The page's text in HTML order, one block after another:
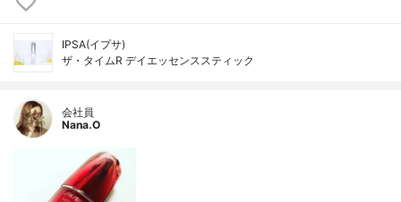
IPSA(イプサ)
ザ・タイムR デイエッセンススティック
会社員
Nana.O